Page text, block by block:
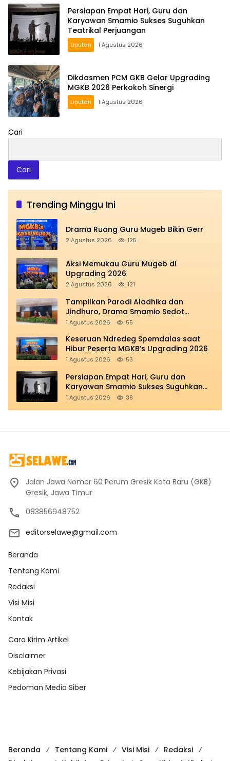
Persiapan Empat Hari, Guru dan
Karyawan Smamio Sukses Suguhkan
Teatrikal Perjuangan
Liputan 1 Agustus 2026
Dikdasmen PCM GKB Gelar Upgrading
MGKB 2026 Perkokoh Sinergi
Liputan 1 Agustus 2026
Cari
Cari
Trending Minggu Ini
Drama Ruang Guru Mugeb Bikin Gerr
2 Agustus 2026 125
Aksi Memukau Guru Mugeb di
Upgrading 2026
2 Agustus 2026 121
Tampilkan Parodi Aladhika dan
Jindhuro, Drama Smamio Sedot
Perhatian di MGKB Upgrading 2026
1 Agustus 2026 55
Keseruan Ndredeg Spemdalas saat
Hibur Peserta MGKB’s Upgrading 2026
1 Agustus 2026 53
Persiapan Empat Hari, Guru dan
Karyawan Smamio Sukses Suguhkan
Teatrikal Perjuangan
1 Agustus 2026 38
Jalan Jawa Nomor 60 Perum Gresik Kota Baru (GKB)
Gresik, Jawa Timur
083856948752
editorselawe@gmail.com
Beranda
Tentang Kami
Redaksi
Visi Misi
Kontak
Cara Kirim Artikel
Disclaimer
Kebijakan Privasi
Pedoman Media Siber
Beranda Tentang Kami Visi Misi
Redaksi